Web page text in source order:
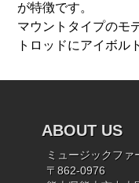
が特徴です。
マウントタイプのモ
トロッドにアイボル
ABOUT US
ミュージックファ
〒862-0976